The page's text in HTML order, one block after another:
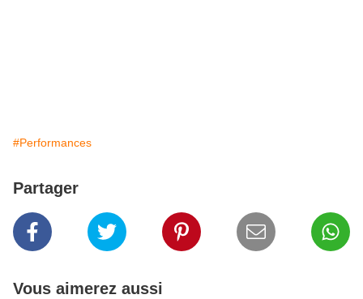
#Performances
Partager
Vous aimerez aussi